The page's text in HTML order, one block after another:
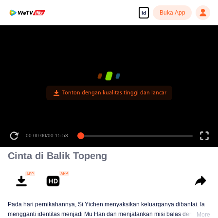
id Buka App
Tonton dengan kualitas tinggi dan lancar
00:00:00/00:15:53
Cinta di Balik Topeng
Pada hari pernikahannya, Si Yichen menyaksikan keluarganya dibantai. Ia
mengganti identitas menjadi Mu Han dan menjalankan misi balas dendam.
More